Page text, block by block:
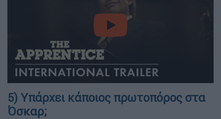
video
5) Υπάρχει κάποιος πρωτοπόρος στα
Όσκαρ;